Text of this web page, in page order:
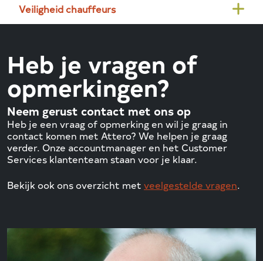
Veiligheid chauffeurs
Heb je vragen of
opmerkingen?
Neem gerust contact met ons op
Heb je een vraag of opmerking en wil je graag in
contact komen met Attero? We helpen je graag
verder. Onze accountmanager en het Customer
Services klantenteam staan voor je klaar.
Bekijk ook ons overzicht met veelgestelde vragen.